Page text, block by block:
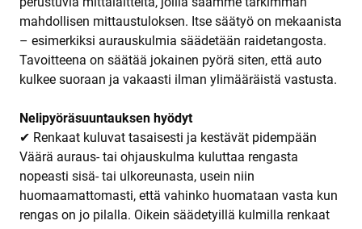
mahdollisen mittaustuloksen. Itse säätyö on mekaanista
– esimerkiksi aurauskulmia säädetään raidetangosta.
Tavoitteena on säätää jokainen pyörä siten, että auto
kulkee suoraan ja vakaasti ilman ylimääräistä vastusta.
Nelipyöräsuuntauksen hyödyt
✔ Renkaat kuluvat tasaisesti ja kestävät pidempään
Väärä auraus- tai ohjauskulma kuluttaa rengasta
nopeasti sisä- tai ulkoreunasta, usein niin
huomaamattomasti, että vahinko huomataan vasta kun
rengas on jo pilalla. Oikein säädetyillä kulmilla renkaat